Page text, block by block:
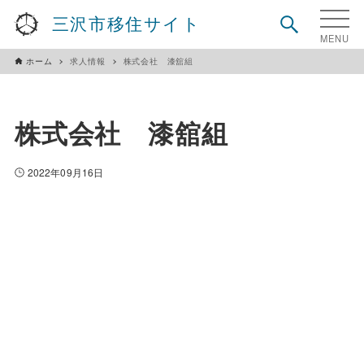
三沢市移住サイト
ホーム 求人情報 株式会社 漆舘組
株式会社 漆舘組
2022年09月16日